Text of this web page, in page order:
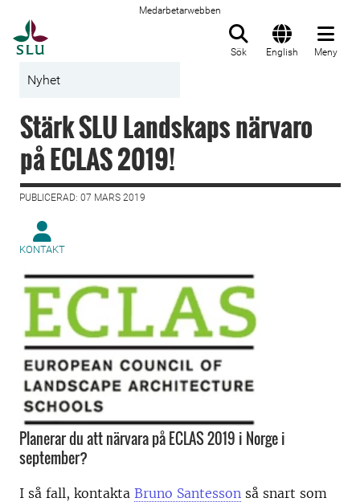
Medarbetarwebben
Sök English Meny
Nyhet
Stärk SLU Landskaps närvaro
på ECLAS 2019!
PUBLICERAD: 07 MARS 2019
KONTAKT
Planerar du att närvara på ECLAS 2019 i Norge i
september?
I så fall, kontakta Bruno Santesson så snart som